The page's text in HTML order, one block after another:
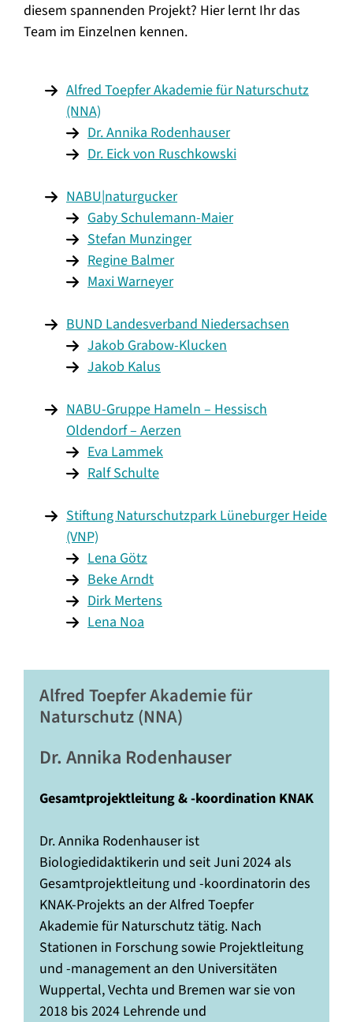
diesem spannenden Projekt? Hier lernt Ihr das
Team im Einzelnen kennen.
Alfred Toepfer Akademie für Naturschutz
(NNA)
Dr. Annika Rodenhauser
Dr. Eick von Ruschkowski
NABU|naturgucker
Gaby Schulemann-Maier
Stefan Munzinger
Regine Balmer
Maxi Warneyer
BUND Landesverband Niedersachsen
Jakob Grabow-Klucken
Jakob Kalus
NABU-Gruppe Hameln – Hessisch
Oldendorf – Aerzen
Eva Lammek
Ralf Schulte
Stiftung Naturschutzpark Lüneburger Heide
(VNP)
Lena Götz
Beke Arndt
Dirk Mertens
Lena Noa
Alfred Toepfer Akademie für
Naturschutz (NNA)
Dr. Annika Rodenhauser
Gesamtprojektleitung & -koordination KNAK
Dr. Annika Rodenhauser ist
Biologiedidaktikerin und seit Juni 2024 als
Gesamtprojektleitung und -koordinatorin des
KNAK-Projekts an der Alfred Toepfer
Akademie für Naturschutz tätig. Nach
Stationen in Forschung sowie Projektleitung
und -management an den Universitäten
Wuppertal, Vechta und Bremen war sie von
2018 bis 2024 Lehrende und